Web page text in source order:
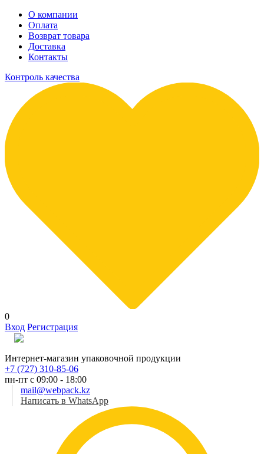
О компании
Оплата
Возврат товара
Доставка
Контакты
Контроль качества
0
Вход Регистрация
Интернет-магазин упаковочной продукции
+7 (727) 310-85-06
пн-пт с 09:00 - 18:00
mail@webpack.kz
Написать в WhatsApp